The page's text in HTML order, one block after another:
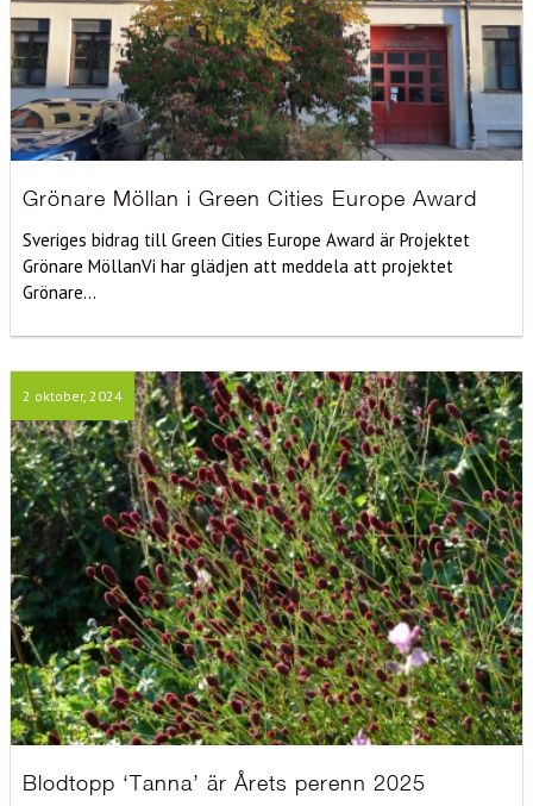
Grönare Möllan i Green Cities Europe Award
Sveriges bidrag till Green Cities Europe Award är Projektet
Grönare MöllanVi har glädjen att meddela att projektet
Grönare...
2 oktober, 2024
Blodtopp ‘Tanna’ är Årets perenn 2025